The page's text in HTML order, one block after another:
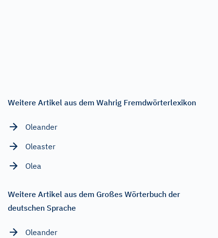
Weitere Artikel aus dem Wahrig Fremdwörterlexikon
Oleander
Oleaster
Olea
Weitere Artikel aus dem Großes Wörterbuch der
deutschen Sprache
Oleander